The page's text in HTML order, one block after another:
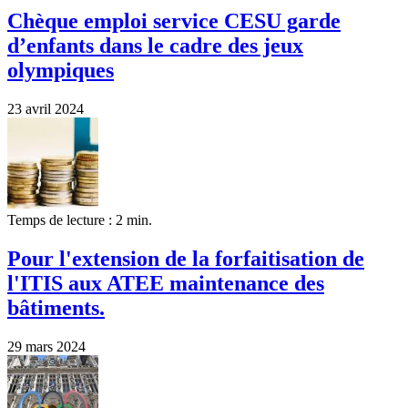
Chèque emploi service CESU garde
d’enfants dans le cadre des jeux
olympiques
23 avril 2024
Temps de lecture : 2 min.
Pour l'extension de la forfaitisation de
l'ITIS aux ATEE maintenance des
bâtiments.
29 mars 2024